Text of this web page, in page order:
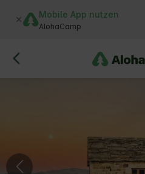
Mobile App nutzen
AlohaCamp